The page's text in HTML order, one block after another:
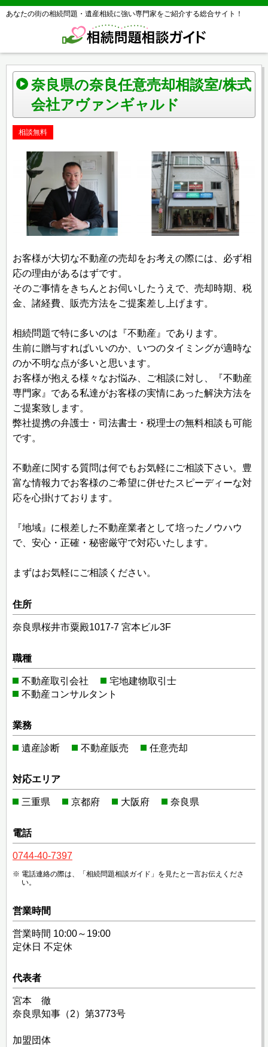
あなたの街の相続問題・遺産相続に強い専門家をご紹介する総合サイト！
奈良県の奈良任意売却相談室/株式
会社アヴァンギャルド
相談無料
お客様が大切な不動産の売却をお考えの際には、必ず相
応の理由があるはずです。
そのご事情をきちんとお伺いしたうえで、売却時期、税
金、諸経費、販売方法をご提案差し上げます。
相続問題で特に多いのは『不動産』であります。
生前に贈与すればいいのか、いつのタイミングが適時な
のか不明な点が多いと思います。
お客様が抱える様々なお悩み、ご相談に対し、『不動産
専門家』である私達がお客様の実情にあった解決方法を
ご提案致します。
弊社提携の弁護士・司法書士・税理士の無料相談も可能
です。
不動産に関する質問は何でもお気軽にご相談下さい。豊
富な情報力でお客様のご希望に併せたスピーディーな対
応を心掛けております。
『地域』に根差した不動産業者として培ったノウハウ
で、安心・正確・秘密厳守で対応いたします。
まずはお気軽にご相談ください。
住所
奈良県桜井市粟殿1017-7 宮本ビル3F
職種
不動産取引会社
宅地建物取引士
不動産コンサルタント
業務
遺産診断 不動産販売 任意売却
対応エリア
三重県 京都府 大阪府 奈良県
電話
0744-40-7397
電話連絡の際は、「相続問題相談ガイド」を見たと一言お伝えくださ
い。
営業時間
営業時間 10:00～19:00
定休日 不定休
代表者
宮本 徹
奈良県知事（2）第3773号
加盟団体